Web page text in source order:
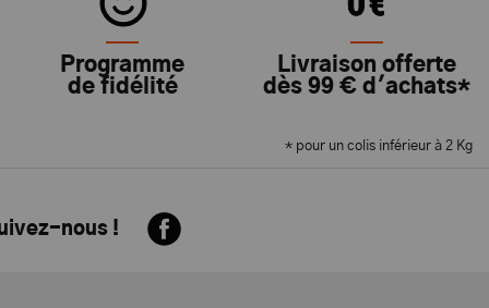
Programme
de fidélité
Livraison offerte
dès 99 € d'achats*
* pour un colis inférieur à 2 Kg
nous !